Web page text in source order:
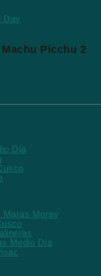
Picchu 2
Día
Maras Moray
Medio Día